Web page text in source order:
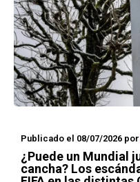
Publicado el 08/07/2026 por
¿Puede un Mundial
cancha? Los